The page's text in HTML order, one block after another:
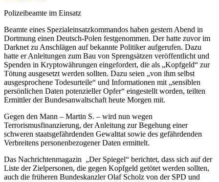
Polizeibeamte im Einsatz
Beamte eines Spezialeinsatzkommandos haben gestern Abend in
Dortmung einen Deutsch-Polen festgenommen. Der hatte zuvor im
Darknet zu Anschlägen auf bekannte Politiker aufgerufen. Dazu
hatte er Anleitungen zum Bau von Sprengsätzen veröffentlicht und
Spenden in Kryptowährungen eingefordert, die als „Kopfgeld“ zur
Tötung ausgesetzt werden sollten. Dazu seien „von ihm selbst
ausgesprochene Todesurteile“ und Informationen mit „sensiblen
persönlichen Daten potenzieller Opfer“ eingestellt worden, teilten
Ermittler der Bundesanwaltschaft heute Morgen mit.
Gegen den Mann – Martin S. – wird nun wegen
Terrorismusfinanzierung, der Anleitung zur Begehung einer
schweren staatsgefährdenden Gewalttat sowie des gefährdenden
Verbreitens personenbezogener Daten ermittelt.
Das Nachrichtenmagazin „Der Spiegel“ berichtet, dass sich auf der
Liste der Zielpersonen, die gegen Kopfgeld getötet werden sollten,
auch die früheren Bundeskanzler Olaf Scholz von der SPD und